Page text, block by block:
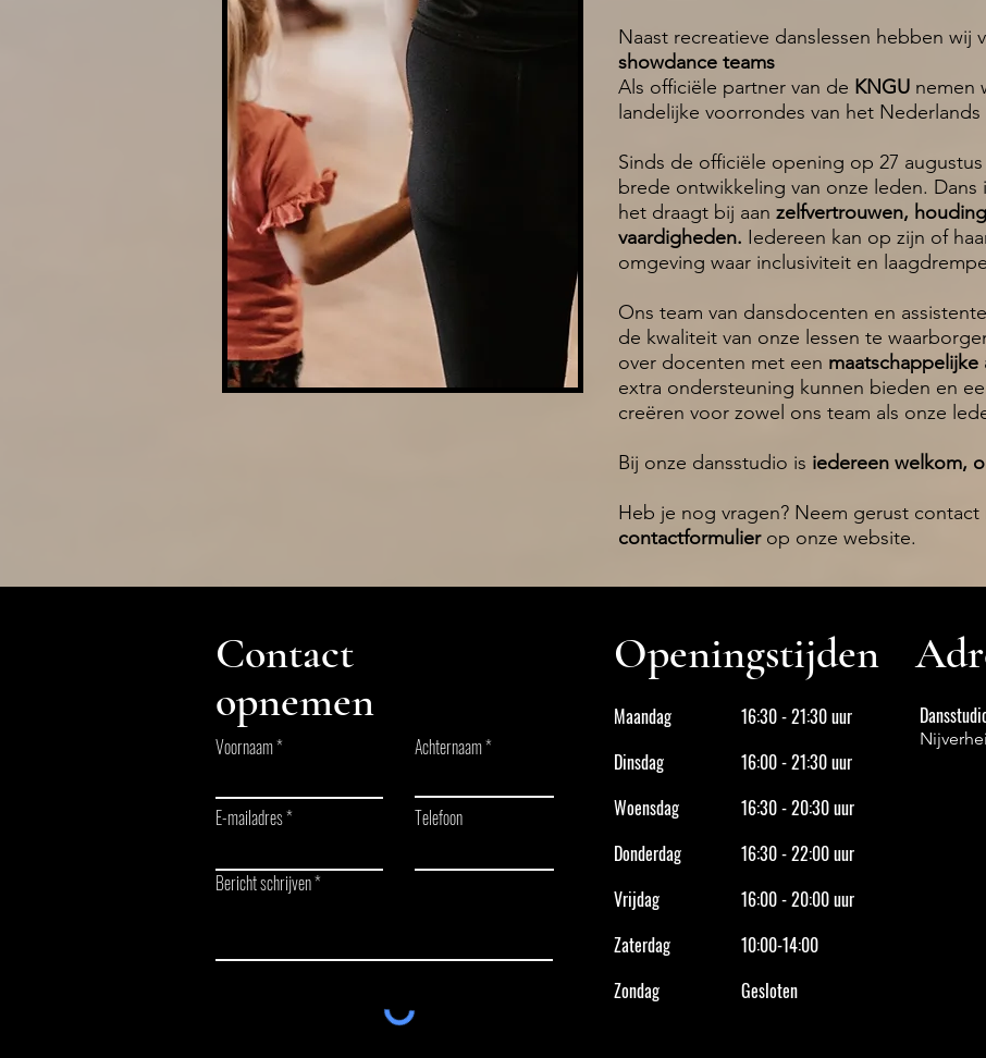
Naast recreatieve danslessen hebben wij
showdance teams
Als officiële partner van de KNGU nemen
landelijke voorrondes van het
Sinds de officiële opening op 27
brede ontwikkeling van onze leden.
het draagt bij aan zelfvertrouwen,
vaardigheden. Iedereen kan op zijn of
omgeving waar inclusiviteit en
Ons team van dansdocenten en
de kwaliteit van onze lessen te
over docenten met een
extra ondersteuning kunnen bieden en
creëren voor zowel ons team als onze
Bij onze dansstudio is iedereen welkom,
Heb je nog vragen? Neem gerust
contactformulierop onze website.
Contact
opnemen
Voornaam
E-mailadres
Achternaam
Telefoon
Bericht schrijven
Openingstijden
Maandag
Dinsdag
Woensdag
Donderdag
Vrijdag
Zaterdag
Zondag
16:30 - 21:30 uur
16:00 - 21:30 uur
16:30 - 20:30 uur
16:30 - 22:00 uur
16:00 - 20:00 uur
10:00-14:00
Gesloten